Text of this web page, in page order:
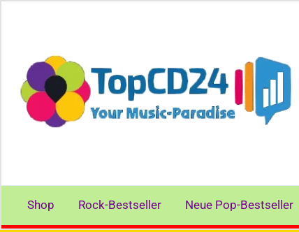
Shop Rock-Bestseller Neue Pop-Bestseller